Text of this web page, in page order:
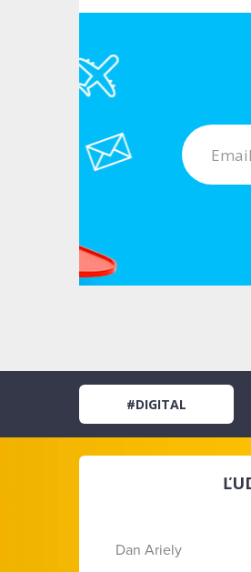
#DIGITAL
Dan Ariely